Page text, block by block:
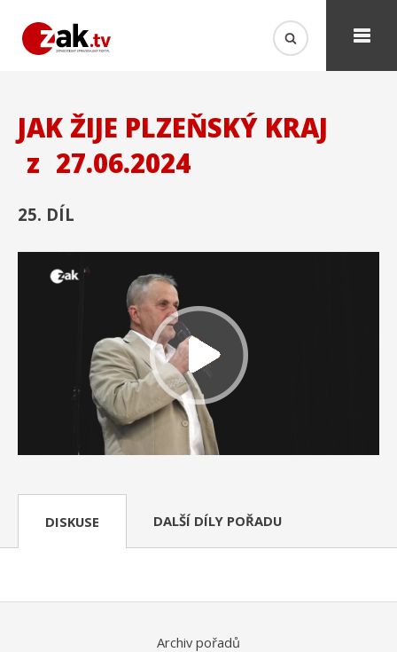
JAK ŽIJE PLZEŇSKÝ KRAJ
z 27.06.2024
25. DÍL
DISKUSE DALŠÍ DÍLY POŘADU
Archiv pořadů